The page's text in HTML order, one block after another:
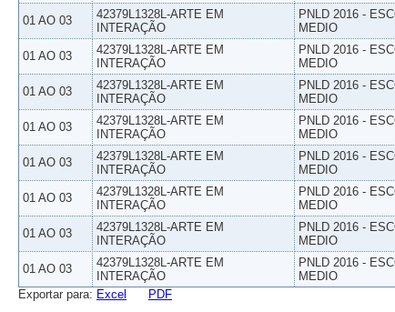
01 AO 03
42379L1328L-ARTE EM
INTERAÇÃO
PNLD 2016 -
MEDIO
01 AO 03
42379L1328L-ARTE EM
INTERAÇÃO
PNLD 2016 -
MEDIO
01 AO 03
42379L1328L-ARTE EM
INTERAÇÃO
PNLD 2016 -
MEDIO
01 AO 03
42379L1328L-ARTE EM
INTERAÇÃO
PNLD 2016 -
MEDIO
01 AO 03
42379L1328L-ARTE EM
INTERAÇÃO
PNLD 2016 -
MEDIO
01 AO 03
42379L1328L-ARTE EM
INTERAÇÃO
PNLD 2016 -
MEDIO
01 AO 03
42379L1328L-ARTE EM
INTERAÇÃO
PNLD 2016 -
MEDIO
01 AO 03
42379L1328L-ARTE EM
INTERAÇÃO
PNLD 2016 -
MEDIO
Exportar para: Excel PDF